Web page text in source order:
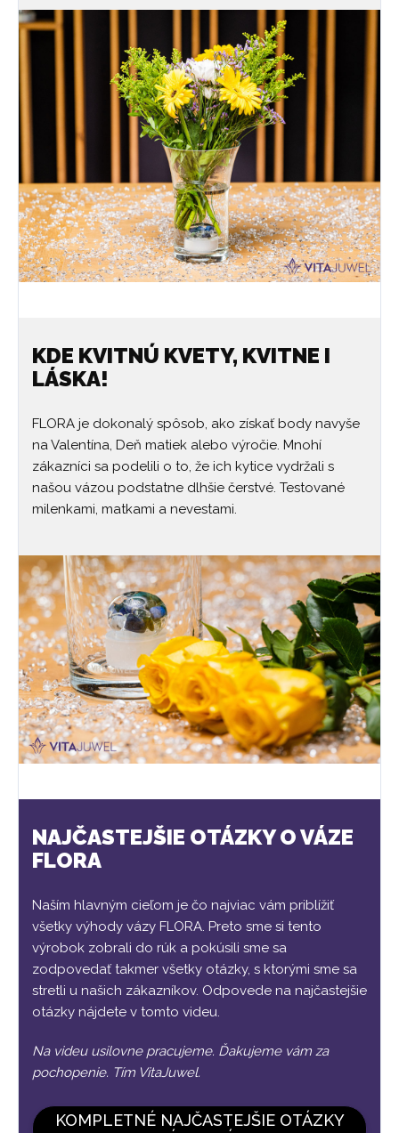
KDE KVITNÚ KVETY, KVITNE I
LÁSKA!
FLORA je dokonalý spôsob, ako získať body navyše
na Valentína, Deň matiek alebo výročie. Mnohí
zákazníci sa podelili o to, že ich kytice vydržali s
našou vázou podstatne dlhšie čerstvé. Testované
milenkami, matkami a nevestami.
NAJČASTEJŠIE OTÁZKY O VÁZE
FLORA
Naším hlavným cieľom je čo najviac vám priblížiť
všetky výhody vázy FLORA. Preto sme si tento
výrobok zobrali do rúk a pokúsili sme sa
zodpovedať takmer všetky otázky, s ktorými sme sa
stretli u našich zákazníkov. Odpovede na najčastejšie
otázky nájdete v tomto videu.
Na videu usilovne pracujeme. Ďakujeme vám za
pochopenie. Tím VitaJuwel.
KOMPLETNÉ NAJČASTEJŠIE OTÁZKY